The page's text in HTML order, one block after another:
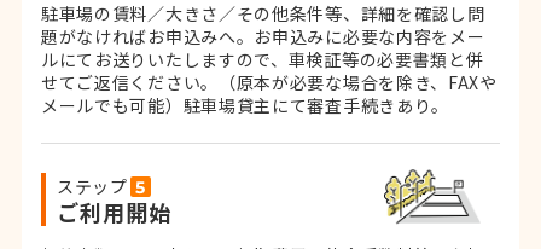
駐車場の賃料／大きさ／その他条件等、詳細を確認し問
題がなければお申込みへ。お申込みに必要な内容をメー
ルにてお送りいたしますので、車検証等の必要書類と併
せてご返信ください。
（原本が必要な場合を除き、FAXや
メールでも可能） 駐車場貸主にて審査手続きあり。
ステップ
ご利用開始